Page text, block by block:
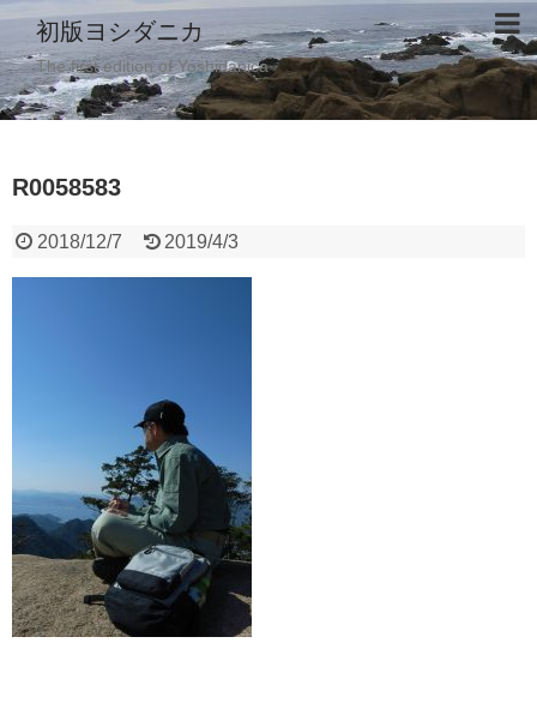
初版ヨシダニカ
The first edition of Yoshidanica
R0058583
2018/12/7 2019/4/3